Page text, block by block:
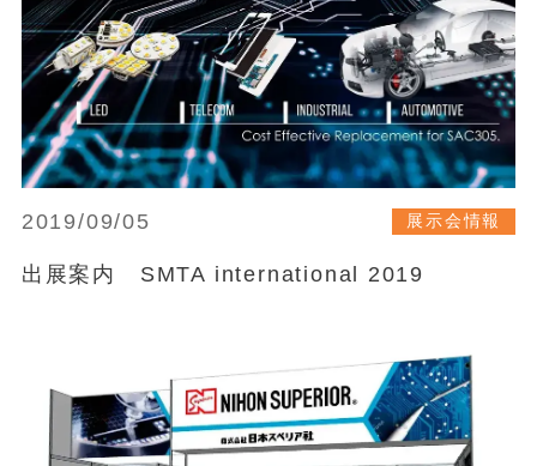
2019/09/05 展示会情報
出展案内 SMTA international 2019